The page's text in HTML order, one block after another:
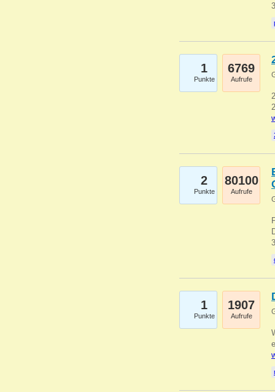
1
Punkte
6769
Aufrufe
2
Punkte
80100
Aufrufe
1
Punkte
1907
Aufrufe